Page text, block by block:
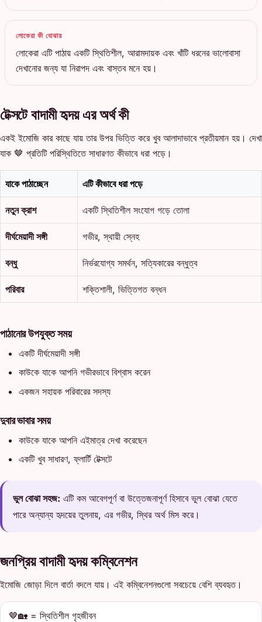
লোকেরা কী বোঝায়
লোকেরা এটি পাঠায় একটি স্থিতিশীল, আরামদায়ক এবং খাঁটি ধরনের ভালোবাসা
দেখানোর জন্য যা নিরাপদ এবং বাস্তব মনে হয়।
টেক্সটে বাদামী হৃদয় এর অর্থ কী
একই ইমোজি কার কাছে যায় তার উপর ভিত্তি করে খুব আলাদাভাবে প্রতীয়মান হয়। দেখা
যাক 🤎 প্রতিটি পরিস্থিতিতে সাধারণত কীভাবে ধরা পড়ে।
যাকে পাঠাচ্ছেন এটি কীভাবে ধরা পড়ে
নতুন ক্রাশ একটি স্থিতিশীল সংযোগ গড়ে তোলা
দীর্ঘমেয়াদী সঙ্গী গভীর, স্থায়ী স্নেহ
বন্ধু নির্ভরযোগ্য সমর্থন, সত্যিকারের বন্ধুত্ব
পরিবার শক্তিশালী, ভিত্তিগত বন্ধন
পাঠানোর উপযুক্ত সময়
একটি দীর্ঘমেয়াদী সঙ্গী
কাউকে যাকে আপনি গভীরভাবে বিশ্বাস করেন
একজন সহায়ক পরিবারের সদস্য
দুবার ভাবার সময়
কাউকে যাকে আপনি এইমাত্র দেখা করেছেন
একটি খুব সাধারণ, ফ্লার্টি টেক্সটে
ভুল বোঝা সহজ: এটি কম আবেগপূর্ণ বা উত্তেজনাপূর্ণ হিসাবে ভুল বোঝা যেতে
পারে অন্যান্য হৃদয়ের তুলনায়, এর গভীর, স্থির অর্থ মিস করে।
জনপ্রিয় বাদামী হৃদয় কম্বিনেশন
ইমোজি জোড়া দিলে বার্তা বদলে যায়। এই কম্বিনেশনগুলো সবচেয়ে বেশি ব্যবহৃত।
🤎🏡 = স্থিতিশীল গৃহজীবন